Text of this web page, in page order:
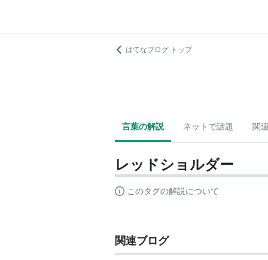
はてなブログ トップ
言葉の解説 ネットで話題 関
レッドショルダー
このタグの解説について
関連ブログ